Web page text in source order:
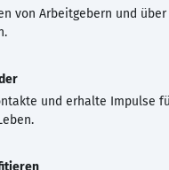
von Arbeitgebern und über
und erhalte Impulse